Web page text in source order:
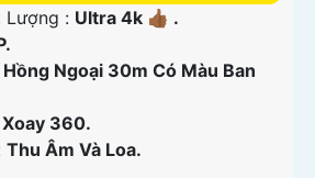
Lượng : Ultra 4k 👍🏾 .
Hồng Ngoại 30m Có Màu Ban
Xoay 360.
Thu Âm Và Loa.